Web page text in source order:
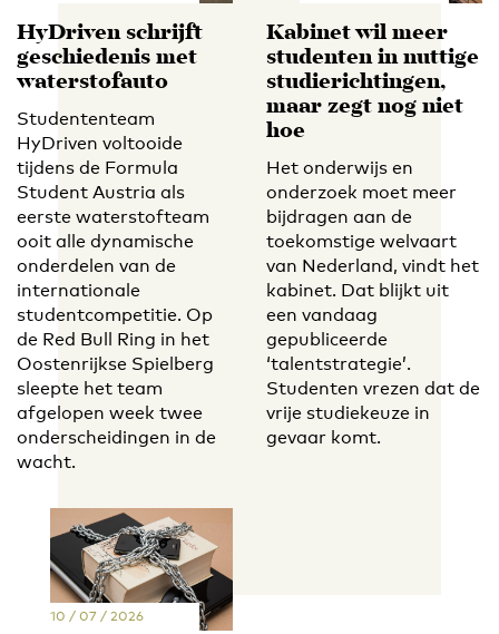
HyDriven schrijft
geschiedenis met
waterstofauto
Studententeam
HyDriven voltooide
tijdens de Formula
Student Austria als
eerste waterstofteam
ooit alle dynamische
onderdelen van de
internationale
studentcompetitie. Op
de Red Bull Ring in het
Oostenrijkse Spielberg
sleepte het team
afgelopen week twee
onderscheidingen in de
wacht.
Kabinet wil meer
studenten in nuttige
studierichtingen,
maar zegt nog niet
hoe
Het onderwijs en
onderzoek moet meer
bijdragen aan de
toekomstige welvaart
van Nederland, vindt het
kabinet. Dat blijkt uit
een vandaag
gepubliceerde
‘talentstrategie’.
Studenten vrezen dat de
vrije studiekeuze in
gevaar komt.
10 / 07 / 2026